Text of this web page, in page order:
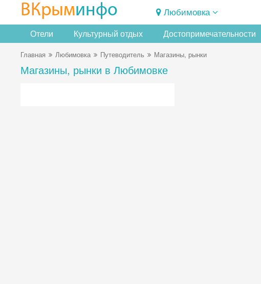
ВКрыминфо Любимовка
Отели Культурный отдых Достопримечательности
Главная Любимовка Путеводитель Магазины, рынки
Магазины, рынки в Любимовке